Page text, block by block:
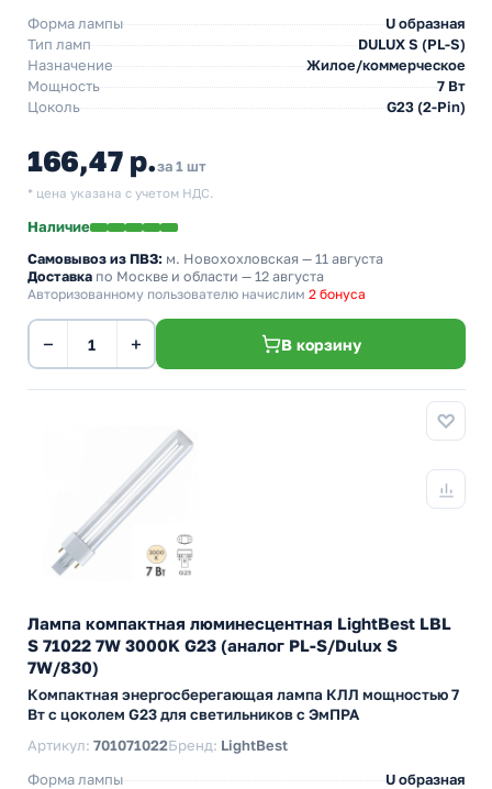
Форма лампы
U образная
Тип ламп
DULUX S (PL-S)
Назначение
Жилое/коммерческое
Мощность
7 Вт
Цоколь
G23 (2-Pin)
166,47 р.за 1 шт
* цена указана с учетом НДС.
Наличие
Самовывоз из ПВЗ: м. Новохохловская — 11 августа
Доставка по Москве и области — 12 августа
Авторизованному пользователю начислим 2 бонуса
− + В корзину
Лампа компактная люминесцентная LightBest LBL
S 71022 7W 3000K G23 (аналог PL-S/Dulux S
7W/830)
Компактная энергосберегающая лампа КЛЛ мощностью 7
Вт с цоколем G23 для светильников с ЭмПРА
Артикул: 701071022Бренд: LightBest
Форма лампы
U образная